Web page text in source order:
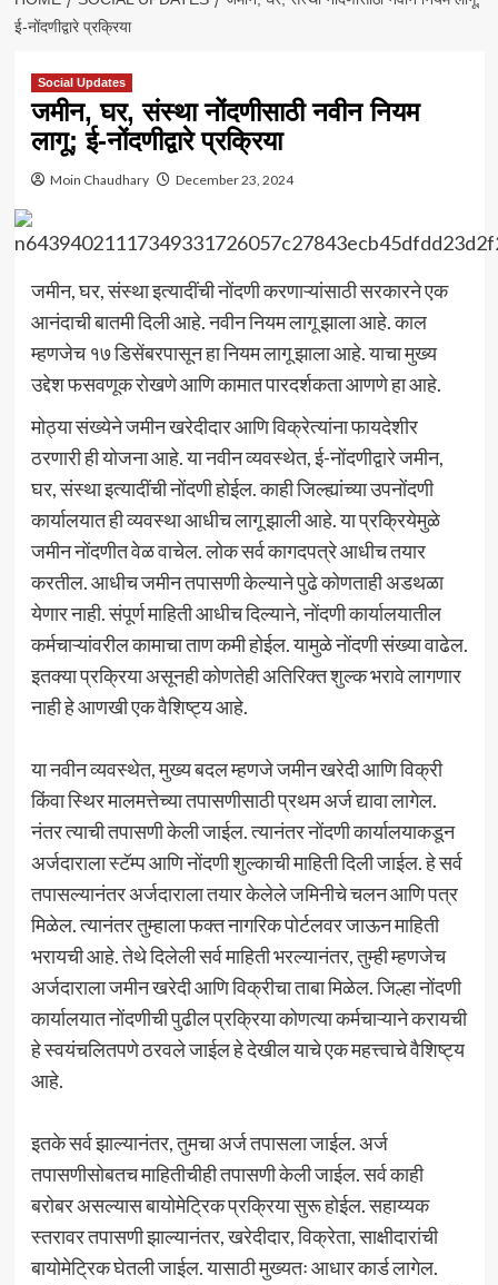
ई-नोंदणीद्वारे प्रक्रिया
Social Updates
जमीन, घर, संस्था नोंदणीसाठी नवीन नियम
लागू; ई-नोंदणीद्वारे प्रक्रिया
Moin Chaudhary December 23, 2024
जमीन, घर, संस्था इत्यादींची नोंदणी करणाऱ्यांसाठी सरकारने एक
आनंदाची बातमी दिली आहे. नवीन नियम लागू झाला आहे. काल
म्हणजेच १७ डिसेंबरपासून हा नियम लागू झाला आहे. याचा मुख्य
उद्देश फसवणूक रोखणे आणि कामात पारदर्शकता आणणे हा आहे.
मोठ्या संख्येने जमीन खरेदीदार आणि विक्रेत्यांना फायदेशीर
ठरणारी ही योजना आहे. या नवीन व्यवस्थेत, ई-नोंदणीद्वारे जमीन,
घर, संस्था इत्यादींची नोंदणी होईल. काही जिल्ह्यांच्या उपनोंदणी
कार्यालयात ही व्यवस्था आधीच लागू झाली आहे. या प्रक्रियेमुळे
जमीन नोंदणीत वेळ वाचेल. लोक सर्व कागदपत्रे आधीच तयार
करतील. आधीच जमीन तपासणी केल्याने पुढे कोणताही अडथळा
येणार नाही. संपूर्ण माहिती आधीच दिल्याने, नोंदणी कार्यालयातील
कर्मचाऱ्यांवरील कामाचा ताण कमी होईल. यामुळे नोंदणी संख्या वाढेल.
इतक्या प्रक्रिया असूनही कोणतेही अतिरिक्त शुल्क भरावे लागणार
नाही हे आणखी एक वैशिष्ट्य आहे.
या नवीन व्यवस्थेत, मुख्य बदल म्हणजे जमीन खरेदी आणि विक्री
किंवा स्थिर मालमत्तेच्या तपासणीसाठी प्रथम अर्ज द्यावा लागेल.
नंतर त्याची तपासणी केली जाईल. त्यानंतर नोंदणी कार्यालयाकडून
अर्जदाराला स्टॅम्प आणि नोंदणी शुल्काची माहिती दिली जाईल. हे सर्व
तपासल्यानंतर अर्जदाराला तयार केलेले जमिनीचे चलन आणि पत्र
मिळेल. त्यानंतर तुम्हाला फक्त नागरिक पोर्टलवर जाऊन माहिती
भरायची आहे. तेथे दिलेली सर्व माहिती भरल्यानंतर, तुम्ही म्हणजेच
अर्जदाराला जमीन खरेदी आणि विक्रीचा ताबा मिळेल. जिल्हा नोंदणी
कार्यालयात नोंदणीची पुढील प्रक्रिया कोणत्या कर्मचाऱ्याने करायची
हे स्वयंचलितपणे ठरवले जाईल हे देखील याचे एक महत्त्वाचे वैशिष्ट्य
आहे.
इतके सर्व झाल्यानंतर, तुमचा अर्ज तपासला जाईल. अर्ज
तपासणीसोबतच माहितीचीही तपासणी केली जाईल. सर्व काही
बरोबर असल्यास बायोमेट्रिक प्रक्रिया सुरू होईल. सहाय्यक
स्तरावर तपासणी झाल्यानंतर, खरेदीदार, विक्रेता, साक्षीदारांची
बायोमेट्रिक घेतली जाईल. यासाठी मुख्यतः आधार कार्ड लागेल.